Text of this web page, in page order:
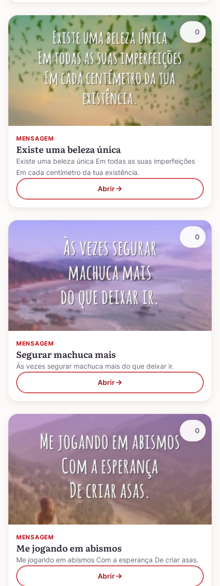
MENSAGEM
Existe uma beleza única
Existe uma beleza única Em todas as suas imperfeições
Em cada centímetro da tua existência.
Abrir
0
MENSAGEM
Segurar machuca mais
Às vezes segurar machuca mais do que deixar ir.
Abrir
0
MENSAGEM
Me jogando em abismos
Me jogando em abismos Com a esperança De criar asas.
Abrir
0